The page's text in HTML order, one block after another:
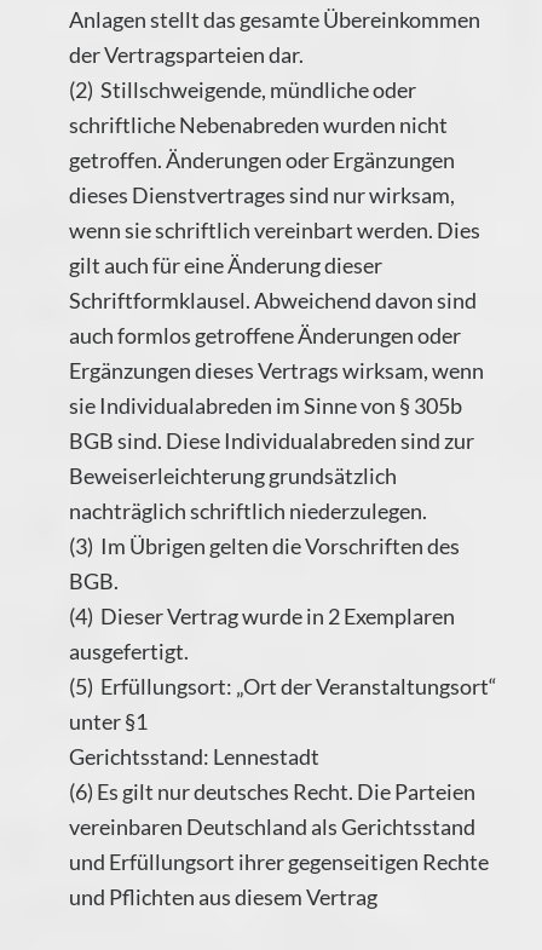
Anlagen stellt das gesamte Übereinkommen
der Vertragsparteien dar.
(2) Stillschweigende, mündliche oder
schriftliche Nebenabreden wurden nicht
getroffen. Änderungen oder Ergänzungen
dieses Dienstvertrages sind nur wirksam,
wenn sie schriftlich vereinbart werden. Dies
gilt auch für eine Änderung dieser
Schriftformklausel. Abweichend davon sind
auch formlos getroffene Änderungen oder
Ergänzungen dieses Vertrags wirksam, wenn
sie Individualabreden im Sinne von § 305b
BGB sind. Diese Individualabreden sind zur
Beweiserleichterung grundsätzlich
nachträglich schriftlich niederzulegen.
(3) Im Übrigen gelten die Vorschriften des
BGB.
(4) Dieser Vertrag wurde in 2 Exemplaren
ausgefertigt.
(5) Erfüllungsort: „Ort der Veranstaltungsort“
unter §1
Gerichtsstand: Lennestadt
(6) Es gilt nur deutsches Recht. Die Parteien
vereinbaren Deutschland als Gerichtsstand
und Erfüllungsort ihrer gegenseitigen Rechte
und Pflichten aus diesem Vertrag